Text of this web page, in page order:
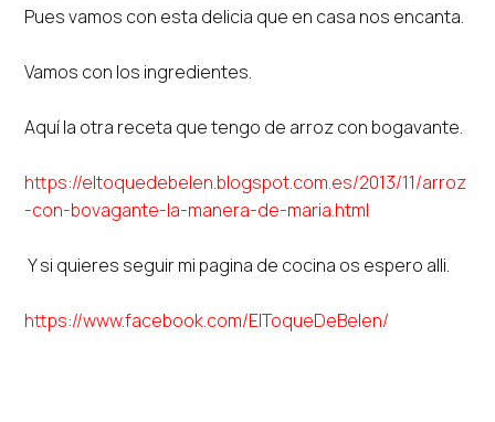
Pues vamos con esta delicia que en casa nos encanta.
Vamos con los ingredientes.
Aquí la otra receta que tengo de arroz con bogavante.
https://eltoquedebelen.blogspot.com.es/2013/11/arroz
-con-bovagante-la-manera-de-maria.html
Y si quieres seguir mi pagina de cocina os espero alli.
https://www.facebook.com/ElToqueDeBelen/